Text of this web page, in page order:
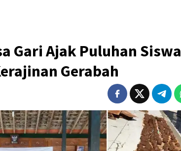
Gari Ajak Puluhan Siswa
Gerabah